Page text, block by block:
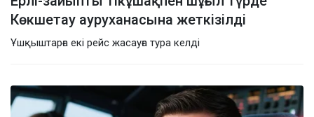
Көкшетау ауруханасына жеткізілді
Ұшқыштарға екі рейс жасауға тура келді